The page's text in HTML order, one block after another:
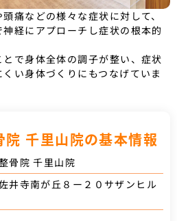
痛などの様々な症状に対して、
経にアプローチし症状の根本的
で身体全体の調子が整い、症状
い身体づくりにもつなげていま
院 千里山院の基本情報
骨院 千里山院
井寺南が丘８ー２０サザンヒル